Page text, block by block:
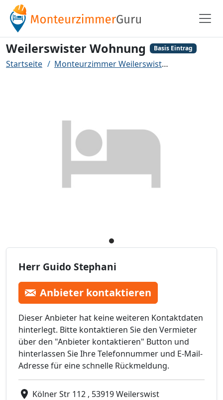
Weilerswister Wohnung Basis Eintrag
Startseite Monteurzimmer Weilerswist
Herr Guido Stephani
Anbieter kontaktieren
Dieser Anbieter hat keine weiteren Kontaktdaten
hinterlegt. Bitte kontaktieren Sie den Vermieter
über den "Anbieter kontaktieren" Button und
hinterlassen Sie Ihre Telefonnummer und E-Mail-
Adresse für eine schnelle Rückmeldung.
Kölner Str 112 , 53919 Weilerswist